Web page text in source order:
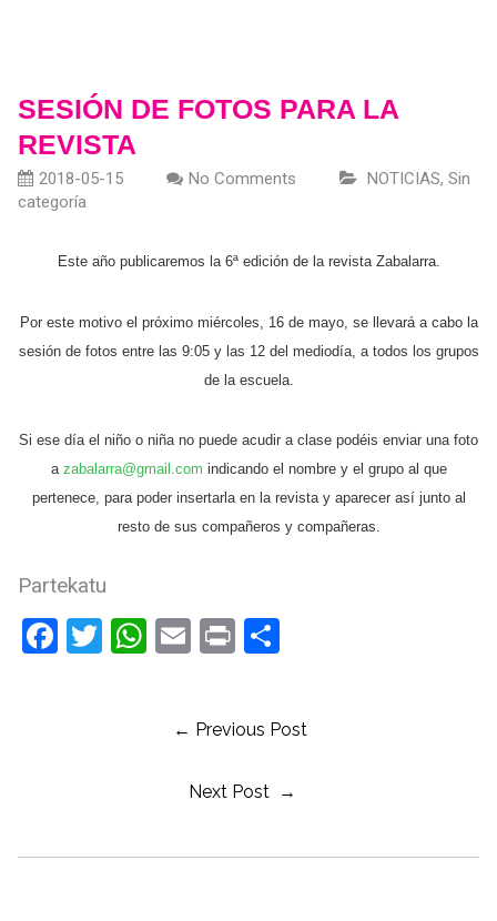
SESIÓN DE FOTOS PARA LA
REVISTA
2018-05-15 No Comments NOTICIAS, Sin
categoría
Este año publicaremos la 6ª edición de la revista Zabalarra.
Por este motivo el próximo miércoles, 16 de mayo, se llevará a cabo la
sesión de fotos entre las 9:05 y las 12 del mediodía, a todos los grupos
de la escuela.
Si ese día el niño o niña no puede acudir a clase podéis enviar una foto
a zabalarra@gmail.com indicando el nombre y el grupo al que
pertenece, para poder insertarla en la revista y aparecer así junto al
resto de sus compañeros y compañeras.
Partekatu
Facebook
Twitter
WhatsApp
Email
PrintCompartir
← Previous Post
Next Post →